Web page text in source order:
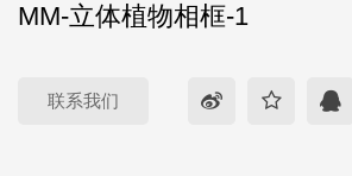
MM-立体植物相框-1
联系我们